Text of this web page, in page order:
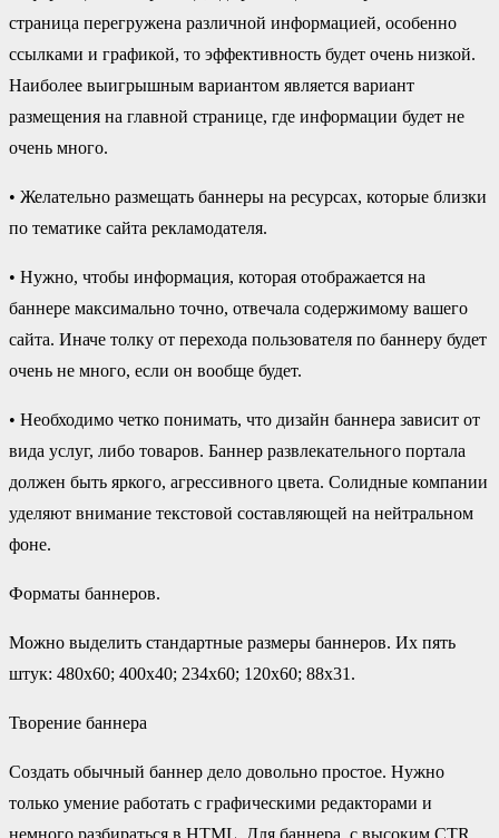
страница перегружена различной информацией, особенно
ссылками и графикой, то эффективность будет очень низкой.
Наиболее выигрышным вариантом является вариант
размещения на главной странице, где информации будет не
очень много.
• Желательно размещать баннеры на ресурсах, которые близки
по тематике сайта рекламодателя.
• Нужно, чтобы информация, которая отображается на
баннере максимально точно, отвечала содержимому вашего
сайта. Иначе толку от перехода пользователя по баннеру будет
очень не много, если он вообще будет.
• Необходимо четко понимать, что дизайн баннера зависит от
вида услуг, либо товаров. Баннер развлекательного портала
должен быть яркого, агрессивного цвета. Солидные компании
уделяют внимание текстовой составляющей на нейтральном
фоне.
Форматы баннеров.
Можно выделить стандартные размеры баннеров. Их пять
штук: 480х60; 400х40; 234х60; 120х60; 88х31.
Творение баннера
Создать обычный баннер дело довольно простое. Нужно
только умение работать с графическими редакторами и
немного разбираться в HTML. Для баннера, с высоким CTR,